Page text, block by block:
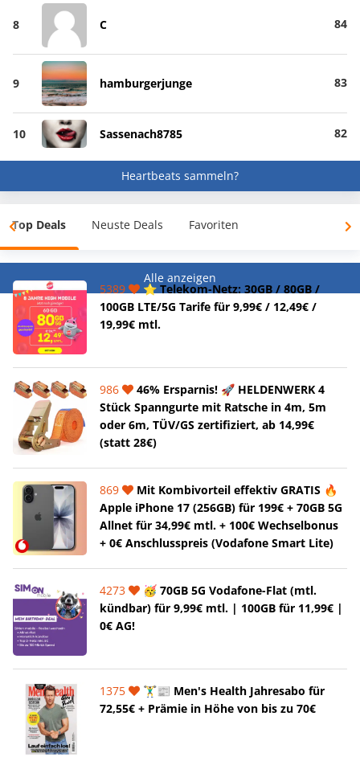
8 C 84
9 hamburgerjunge 83
10 Sassenach8785 82
Heartbeats sammeln?
Top Deals Neuste Deals Favoriten
Alle anzeigen
5389
⭐️ Telekom-Netz: 30GB / 80GB /
100GB LTE/5G Tarife für 9,99€ / 12,49€ /
19,99€ mtl.
986
46% Ersparnis! 🚀 HELDENWERK 4
Stück Spanngurte mit Ratsche in 4m, 5m
oder 6m, TÜV/GS zertifiziert, ab 14,99€
(statt 28€)
869
Mit Kombivorteil effektiv GRATIS 🔥
Apple iPhone 17 (256GB) für 199€ + 70GB 5G
Allnet für 34,99€ mtl. + 100€ Wechselbonus
+ 0€ Anschlusspreis (Vodafone Smart Lite)
4273
🥳 70GB 5G Vodafone-Flat (mtl.
kündbar) für 9,99€ mtl. | 100GB für 11,99€ |
0€ AG!
1375
🏋️‍♂️📰 Men's Health Jahresabo für
72,55€ + Prämie in Höhe von bis zu 70€